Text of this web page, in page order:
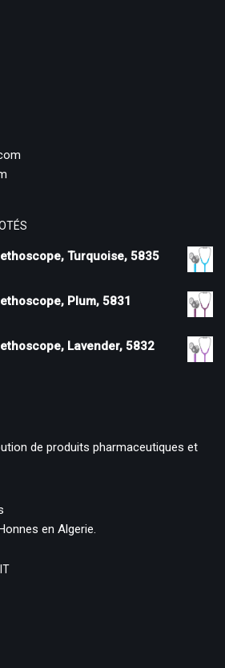
Turquoise, 5835
Plum, 5831
Lavender, 5832
de produits pharmaceutiques et
en Algerie.